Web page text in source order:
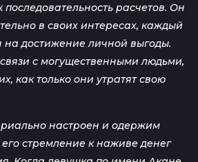
расчетов. Он
в своих интересах, каждый
на достижение личной выгоды.
с могущественными людьми,
как только они утратят свою
настроен и одержим
стремление к наживе денег